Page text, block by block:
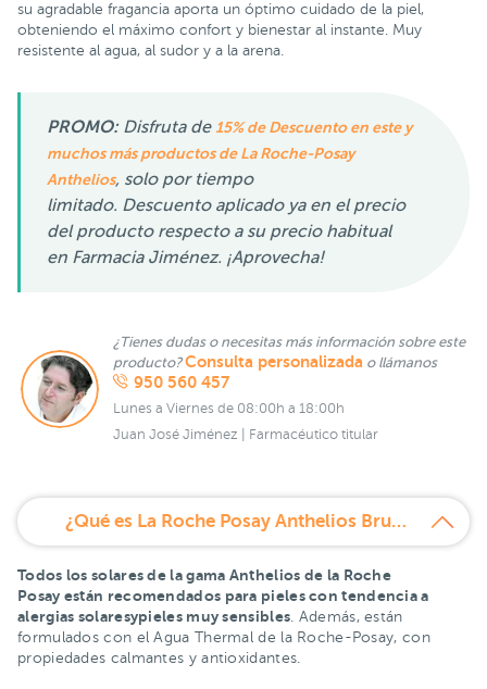
su agradable fragancia aporta un óptimo cuidado de la piel,
obteniendo el máximo confort y bienestar al instante. Muy
resistente al agua, al sudor y a la arena.
PROMO:Disfruta de 15% de Descuento en este y
muchos más productos de La Roche-Posay
Anthelios, solo por tiempo
limitado. Descuento aplicado ya en el precio
del producto respecto a su precio habitual
en Farmacia Jiménez. ¡Aprovecha!
¿Tienes dudas o necesitas más información sobre este
producto?Consulta personalizada o llámanos
950 560 457
Lunes a Viernes de 08:00h a 18:00h
Juan José Jiménez | Farmacéutico titular
¿Qué es La Roche Posay Anthelios Bruma Corporal SPF 50+ 200 ml?
Todos los solares de la gama Anthelios de la Roche
Posay están recomendados para pieles con tendencia a
alergias solaresypieles muy sensibles . Además, están
formulados con el Agua Thermal de la Roche-Posay, con
propiedades calmantes y antioxidantes.